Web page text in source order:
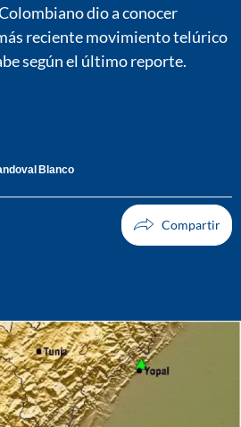
dio a conocer
reciente movimiento telúrico
según el último reporte.
Blanco